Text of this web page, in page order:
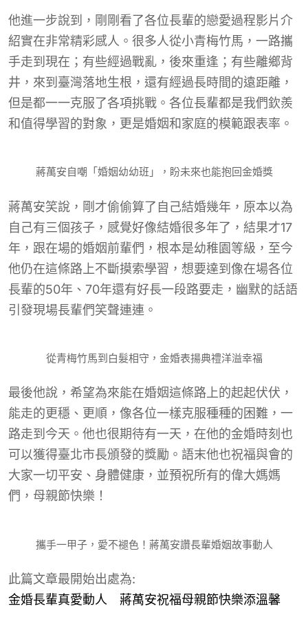
他進一步說到，剛剛看了各位長輩的戀愛過程影片介
紹實在非常精彩感人。很多人從小青梅竹馬，一路攜
手走到現在；有些經過戰亂，後來重逢；有些離鄉背
井，來到臺灣落地生根，還有經過長時間的遠距離，
但是都一一克服了各項挑戰。各位長輩都是我們欽羨
和值得學習的對象，更是婚姻和家庭的模範跟表率。
蔣萬安自嘲「婚姻幼幼班」，盼未來也能抱回金婚獎
蔣萬安笑說，剛才偷偷算了自己結婚幾年，原本以為
自己有三個孩子，感覺好像結婚很多年了，結果才17
年，跟在場的婚姻前輩們，根本是幼稚園等級，至今
他仍在這條路上不斷摸索學習，想要達到像在場各位
長輩的50年、70年還有好長一段路要走，幽默的話語
引發現場長輩們笑聲連連。
從青梅竹馬到白髮相守，金婚表揚典禮洋溢幸福
最後他說，希望為來能在婚姻這條路上的起起伏伏，
能走的更穩、更順，像各位一樣克服種種的困難，一
路走到今天。他也很期待有一天，在他的金婚時刻也
可以獲得臺北市長頒發的獎勵。語末他也祝福與會的
大家一切平安、身體健康，並預祝所有的偉大媽媽
們，母親節快樂！
攜手一甲子，愛不褪色！蔣萬安讚長輩婚姻故事動人
此篇文章最開始出處為:
金婚長輩真愛動人 蔣萬安祝福母親節快樂添溫馨